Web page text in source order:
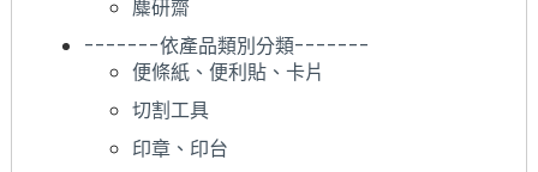
麋研齋
-------依產品類別分類-------
便條紙、便利貼、卡片
切割工具
印章、印台